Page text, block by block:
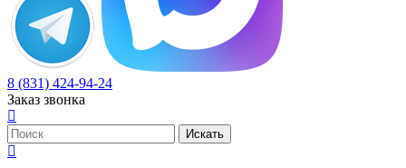
8 (831) 424-94-24
Заказ звонка